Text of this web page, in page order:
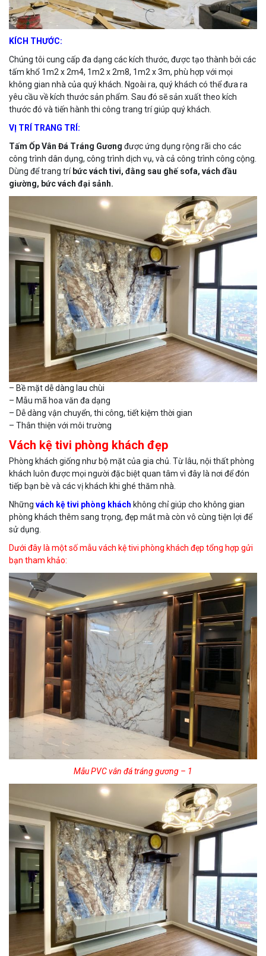
KÍCH THƯỚC:
Chúng tôi cung cấp đa dạng các kích thước, được tạo thành bởi các
tấm khổ 1m2 x 2m4, 1m2 x 2m8, 1m2 x 3m, phù hợp với mọi
không gian nhà của quý khách. Ngoài ra, quý khách có thể đưa ra
yêu cầu về kích thước sản phẩm. Sau đó sẽ sản xuất theo kích
thước đó và tiến hành thi công trang trí giúp quý khách.
VỊ TRÍ TRANG TRÍ:
Tấm Ốp Vân Đá Tráng Gương được ứng dụng rộng rãi cho các
công trình dân dụng, công trình dịch vụ, và cả công trình công cộng.
Dùng để trang tríbức vách tivi, đằng sau ghế sofa, vách đầu
giường, bức vách đại sảnh.
– Bề mặt dễ dàng lau chùi
– Mẫu mã hoa văn đa dạng
– Dễ dàng vận chuyển, thi công, tiết kiệm thời gian
– Thân thiện với môi trường
Vách kệ tivi phòng khách đẹp
Phòng khách giống như bộ mặt của gia chủ. Từ lâu, nội thất phòng
khách luôn được mọi người đặc biệt quan tâm vì đây là nơi để đón
tiếp bạn bè và các vị khách khi ghé thăm nhà.
Những vách kệ tivi phòng khách không chỉ giúp cho không gian
phòng khách thêm sang trọng, đẹp mắt mà còn vô cùng tiện lợi để
sử dụng.
Dưới đây là một số mẫu vách kệ tivi phòng khách đẹp tổng hợp gửi
bạn tham khảo:
Mẫu PVC vân đá tráng gương – 1